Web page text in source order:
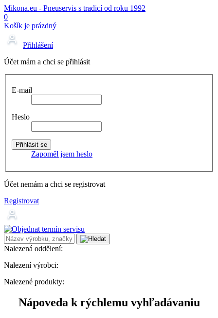
Mikona.eu - Pneuservis s tradicí od roku 1992
0
Košík je prázdný
Přihlášení
Účet mám a chci se přihlásit
E-mail
Heslo
Zapoměl jsem heslo
Účet nemám a chci se registrovat
Registrovat
Nalezená oddělení:
Nalezení výrobci:
Nalezené produkty:
Nápoveda k rýchlemu vyhľadávaniu